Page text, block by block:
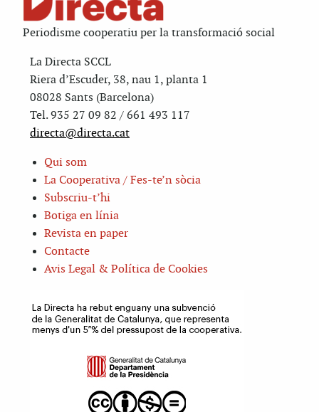
Periodisme cooperatiu per la transformació social
La Directa SCCL
Riera d’Escuder, 38, nau 1, planta 1
08028 Sants (Barcelona)
Tel. 935 27 09 82 / 661 493 117
directa@directa.cat
Qui som
La Cooperativa / Fes-te’n sòcia
Subscriu-t’hi
Botiga en línia
Revista en paper
Contacte
Avis Legal & Política de Cookies